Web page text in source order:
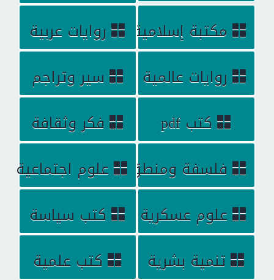
مكتبة إسلامية
روايات عربية
روايات عالمية
سير وتراجم
كتب pdf
فكر وثقافة
فلسفة ومنطق
علوم اجتماعية
علوم عسكرية
كتب سياسة
تنمية بشرية
كتب علمية